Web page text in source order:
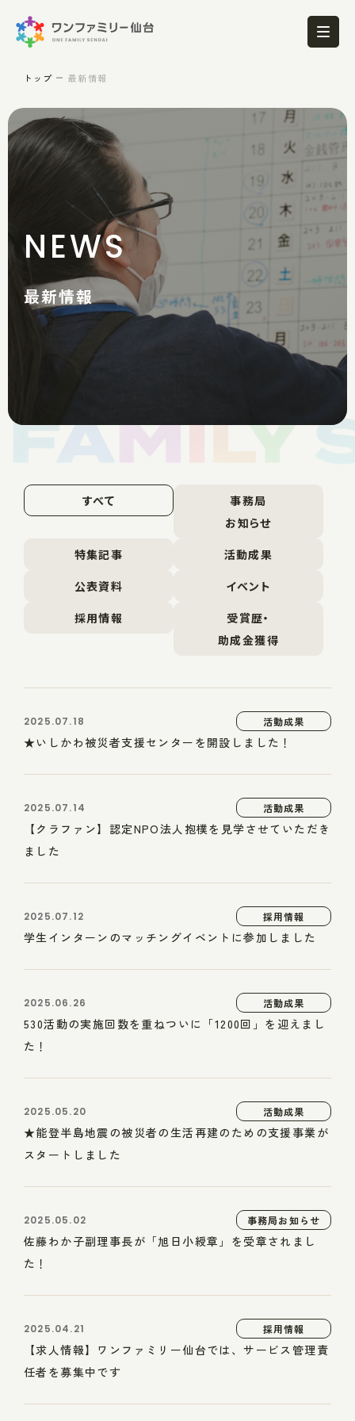
トップ 最新情報
NEWS
最新情報
すべて
事務局
お知らせ
特集記事
活動成果
公表資料
イベント
採用情報
受賞歴・
助成金獲得
2025.07.18 活動成果
★いしかわ被災者支援センターを開設しました！
2025.07.14 活動成果
【クラファン】認定NPO法人抱樸を見学させていただき
ました
2025.07.12 採用情報
学生インターンのマッチングイベントに参加しました
2025.06.26 活動成果
530活動の実施回数を重ねついに「1200回」を迎えまし
た！
2025.05.20 活動成果
★能登半島地震の被災者の生活再建のための支援事業が
スタートしました
2025.05.02 事務局お知らせ
佐藤わか子副理事長が「旭日小綬章」を受章されまし
た！
2025.04.21 採用情報
【求人情報】ワンファミリー仙台では、サービス管理責
任者を募集中です